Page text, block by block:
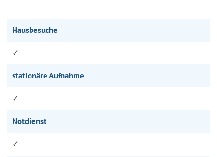
Hausbesuche
✓
stationäre Aufnahme
✓
Notdienst
✓